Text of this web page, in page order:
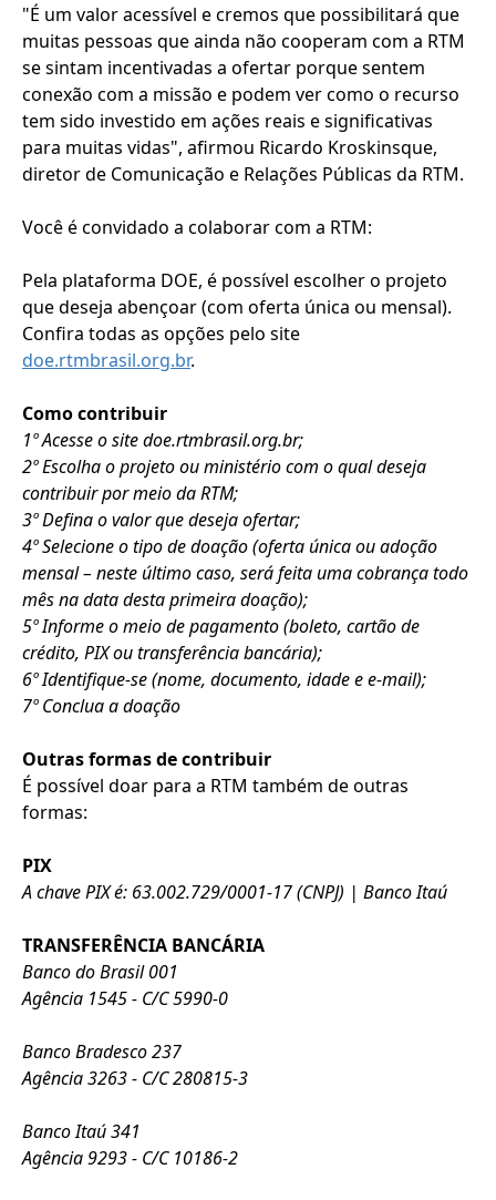
"É um valor acessível e cremos que possibilitará que
muitas pessoas que ainda não cooperam com a RTM
se sintam incentivadas a ofertar porque sentem
conexão com a missão e podem ver como o recurso
tem sido investido em ações reais e significativas
para muitas vidas", afirmou Ricardo Kroskinsque,
diretor de Comunicação e Relações Públicas da RTM.
Você é convidado a colaborar com a RTM:
Pela plataforma DOE, é possível escolher o projeto
que deseja abençoar (com oferta única ou mensal).
Confira todas as opções pelo site
doe.rtmbrasil.org.br.
Como contribuir
1º Acesse o site doe.rtmbrasil.org.br;
2º Escolha o projeto ou ministério com o qual deseja
contribuir por meio da RTM;
3º Defina o valor que deseja ofertar;
4º Selecione o tipo de doação (oferta única ou adoção
mensal – neste último caso, será feita uma cobrança todo
mês na data desta primeira doação);
5º Informe o meio de pagamento (boleto, cartão de
crédito, PIX ou transferência bancária);
6º Identifique-se (nome, documento, idade e e-mail);
7º Conclua a doação
Outras formas de contribuir
É possível doar para a RTM também de outras
formas:
PIX
A chave PIX é: 63.002.729/0001-17 (CNPJ) | Banco Itaú
TRANSFERÊNCIA BANCÁRIA
Banco do Brasil 001
Agência 1545 - C/C 5990-0
Banco Bradesco 237
Agência 3263 - C/C 280815-3
Banco Itaú 341
Agência 9293 - C/C 10186-2